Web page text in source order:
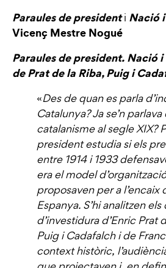
Paraules de presidenti Nació
Vicenç Mestre Nogué
Paraules de president. Nació
de Prat de la Riba, Puig i
«Des de quan es parla
Catalunya? Ja se’n
catalanisme al segle XIX?
president estudia si els
entre 1914 i 1933
era el model
proposaven per a l’encaix
Espanya. S’hi analitzen
d’investidura d’Enric Prat
Puig i Cadafalch i de
context històric,